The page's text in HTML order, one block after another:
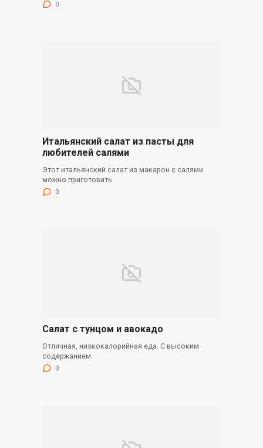
0
Итальянский салат из пасты для
любителей салями
Этот итальянский салат из макарон с салями
можно приготовить
0
Салат с тунцом и авокадо
Отличная, низкокалорийная еда. С высоким
содержанием
0